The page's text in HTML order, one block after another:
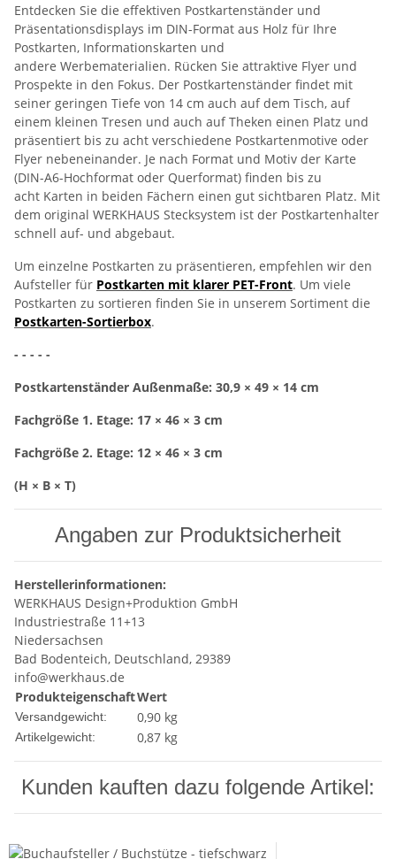
Entdecken Sie die effektiven Postkartenständer und
Präsentationsdisplays im DIN-Format aus Holz für Ihre
Postkarten, Informationskarten und
andere Werbematerialien. Rücken Sie attraktive Flyer und
Prospekte in den Fokus. Der Postkartenständer findet mit
seiner geringen Tiefe von 14 cm auch auf dem Tisch, auf
einem kleinen Tresen und auch auf Theken einen Platz und
präsentiert bis zu acht verschiedene Postkartenmotive oder
Flyer nebeneinander. Je nach Format und Motiv der Karte
(DIN-A6-Hochformat oder Querformat) finden bis zu
acht Karten in beiden Fächern einen gut sichtbaren Platz. Mit
dem original WERKHAUS Stecksystem ist der Postkartenhalter
schnell auf- und abgebaut.
Um einzelne Postkarten zu präsentieren, empfehlen wir den
Aufsteller für Postkarten mit klarer PET-Front. Um viele
Postkarten zu sortieren finden Sie in unserem Sortiment die
Postkarten-Sortierbox.
- - - - -
Postkartenständer Außenmaße: 30,9 × 49 × 14 cm
Fachgröße 1. Etage: 17 × 46 × 3 cm
Fachgröße 2. Etage: 12 × 46 × 3 cm
(H × B × T)
Angaben zur Produktsicherheit
Herstellerinformationen:
WERKHAUS Design+Produktion GmbH
Industriestraße 11+13
Niedersachsen
Bad Bodenteich, Deutschland, 29389
info@werkhaus.de
ProdukteigenschaftWert
Versandgewicht: 0,90 kg
Artikelgewicht: 0,87 kg
Kunden kauften dazu folgende Artikel: